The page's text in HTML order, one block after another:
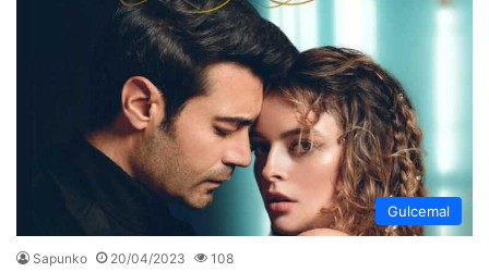
Gulcemal
Sapunko 20/04/2023 108